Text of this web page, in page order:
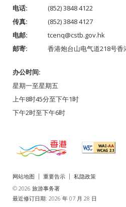
电话:
(852) 3848 4122
传真:
(852) 3848 4127
电邮:
tcenq@cstb.gov.hk
邮寄:
香港炮台山电气道218号香
办公时间:
星期一至星期五
上午8时45分至下午1时
下午2时至下午6时
网站地图 重要告示
私隐政策
© 2026 旅游事务署
最近修订日期: 2026 年 07 月 28 日